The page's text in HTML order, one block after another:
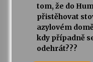
tom, že do
přistěhovat
azylovém
kdy případně
odehrát???